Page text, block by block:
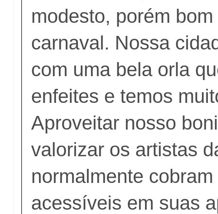
modesto, porém
carnaval. Nossa
com uma bela orla
enfeites e temos
Aproveitar nosso
valorizar os artistas
normalmente
acessíveis em suas